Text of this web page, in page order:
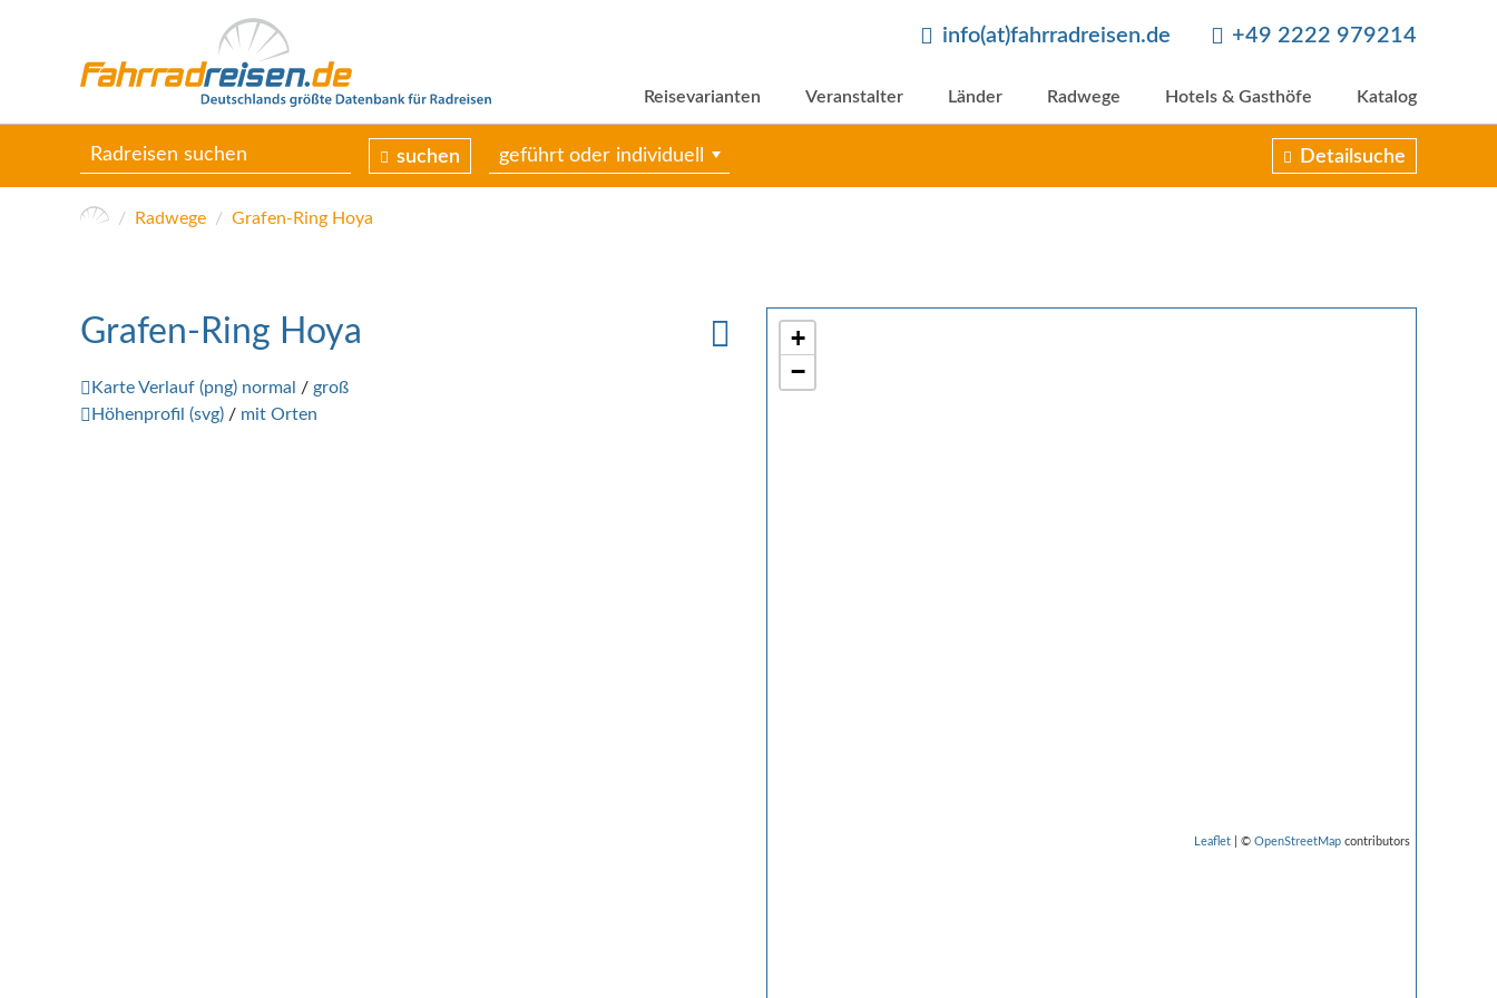
info(at)fahrradreisen.de +49 2222 979214
Reisevarianten Veranstalter Länder Radwege Hotels & Gasthöfe Katalog
suchen geführt oder individuell Detailsuche
Radwege Grafen-Ring Hoya
+
−
Leaflet | © OpenStreetMap contributors
Grafen-Ring Hoya
Karte Verlauf (png) normal / groß
Höhenprofil (svg) / mit Orten